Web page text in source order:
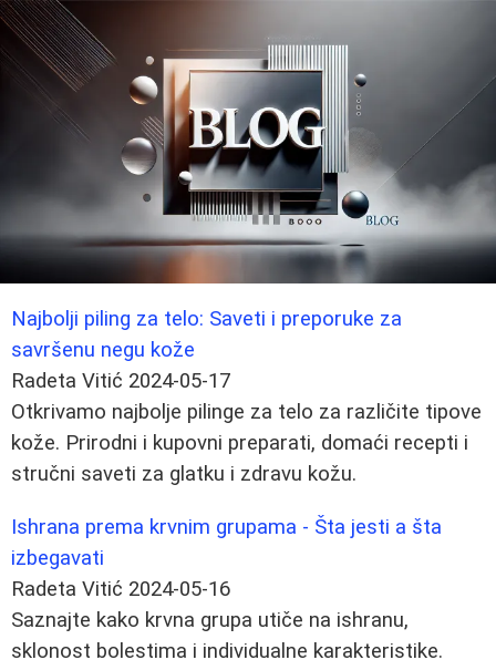
Najbolji piling za telo: Saveti i preporuke za
savršenu negu kože
Radeta Vitić 2024-05-17
Otkrivamo najbolje pilinge za telo za različite tipove
kože. Prirodni i kupovni preparati, domaći recepti i
stručni saveti za glatku i zdravu kožu.
Ishrana prema krvnim grupama - Šta jesti a šta
izbegavati
Radeta Vitić 2024-05-16
Saznajte kako krvna grupa utiče na ishranu,
sklonost bolestima i individualne karakteristike.